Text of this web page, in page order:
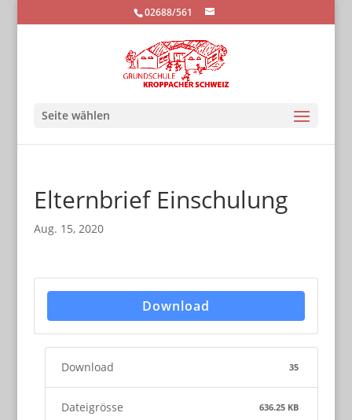
02688/561
Seite wählen
Elternbrief Einschulung
Aug. 15, 2020
Download
Download 35
Dateigrösse 636.25 KB